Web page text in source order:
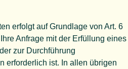
erfolgt auf Grundlage von Art. 6
Anfrage mit der Erfüllung eines
zur Durchführung
erforderlich ist. In allen übrigen